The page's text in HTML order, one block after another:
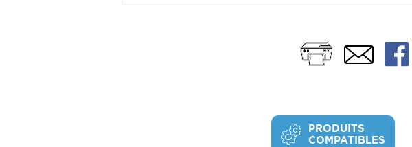
PRODUITS
COMPATIBLES